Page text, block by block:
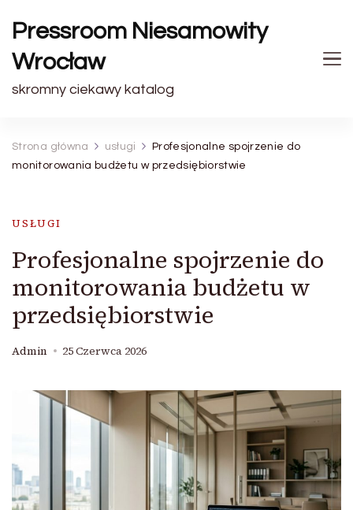
Pressroom Niesamowity
Wrocław
skromny ciekawy katalog
Strona główna usługi
Profesjonalne spojrzenie do
monitorowania budżetu w przedsiębiorstwie
USŁUGI
Profesjonalne spojrzenie do
monitorowania budżetu w
przedsiębiorstwie
Admin 25 Czerwca 2026